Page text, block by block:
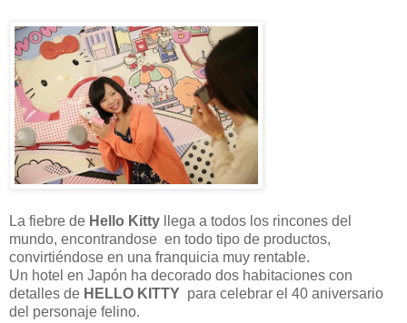
La fiebre de Hello Kitty
llega a todos los rincones del
mundo, encontrandose en todo tipo de productos,
convirtiéndose en una franquicia muy rentable.
Un hotel en Japón ha decorado dos habitaciones con
detalles de HELLO KITTY para celebrar el 40 aniversario
del personaje felino.